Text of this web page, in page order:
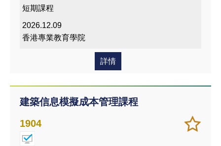
短期課程
2026.12.09
香港專業教育學院
詳情
建築信息模擬成本管理課程
加
入/
儲存
課程
1904